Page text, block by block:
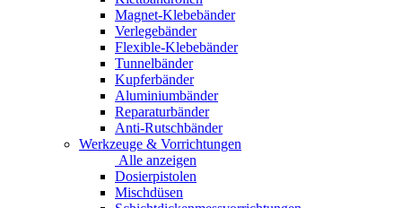
Magnet-Klebebänder
Verlegebänder
Flexible-Klebebänder
Tunnelbänder
Kupferbänder
Aluminiumbänder
Reparaturbänder
Anti-Rutschbänder
Werkzeuge & Vorrichtungen
Alle anzeigen
Dosierpistolen
Mischdüsen